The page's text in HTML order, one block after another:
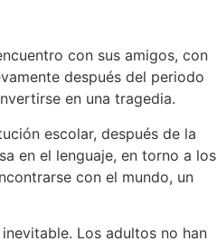
con sus amigos, con
después del periodo
en una tragedia.
escolar, después de la
en el lenguaje, en torno a los
con el mundo, un
Los adultos no han